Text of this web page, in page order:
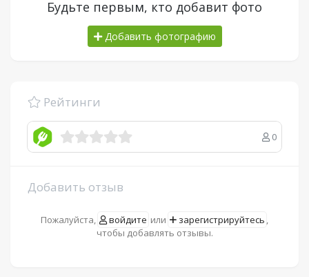
Будьте первым, кто добавит фото
Добавить фотографию
Рейтинги
0
Добавить отзыв
Пожалуйста, войдите или зарегистрируйтесь ,
чтобы добавлять отзывы.